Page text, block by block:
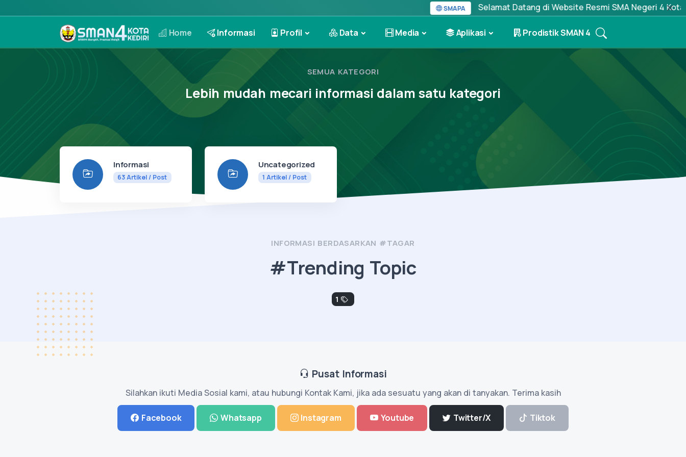
SMAPA Selamat Datang di Website Resmi SMA Negeri 4 Kota
Home Informasi Profil Data Media Aplikasi Prodistik SMAN 4
SEMUA KATEGORI
Lebih mudah mecari informasi dalam satu kategori
Informasi
63Artikel / Post
Uncategorized
1 Artikel / Post
INFORMASI BERDASARKAN #TAGAR
#Trending Topic
1
Pusat Informasi
Silahkan ikuti Media Sosial kami, atau hubungi Kontak Kami, jika ada sesuatu yang akan di tanyakan. Terima kasih
Facebook Whatsapp Instagram Youtube Twitter/X Tiktok